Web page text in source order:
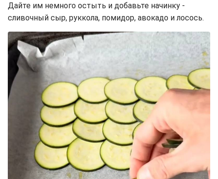
Дайте им немного остыть и добавьте начинку -
сливочный сыр, руккола, помидор, авокадо и лосось.